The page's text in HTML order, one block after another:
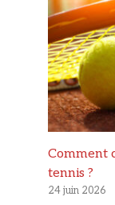
Comment
tennis ?
24 juin 2026